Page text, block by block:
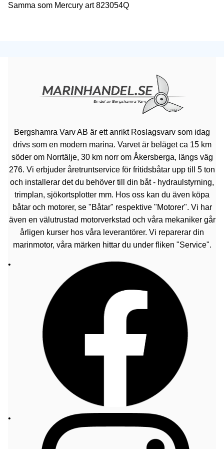
Samma som Mercury art 823054Q
Bergshamra Varv AB är ett anrikt Roslagsvarv som idag
drivs som en modern marina. Varvet är beläget ca 15 km
söder om Norrtälje, 30 km norr om Åkersberga, längs väg
276. Vi erbjuder åretruntservice för fritidsbåtar upp till 5 ton
och installerar det du behöver till din båt - hydraulstyrning,
trimplan, sjökortsplotter mm. Hos oss kan du även köpa
båtar och motorer, se "Båtar" respektive "Motorer". Vi har
även en välutrustad motorverkstad och våra mekaniker går
årligen kurser hos våra leverantörer. Vi reparerar din
marinmotor, våra märken hittar du under fliken "Service".